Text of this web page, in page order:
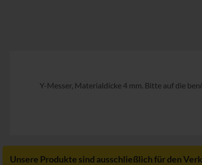
Y-Messer, Materialdicke 4 mm. Bitte auf die
Unsere Produkte sind ausschließlich für den